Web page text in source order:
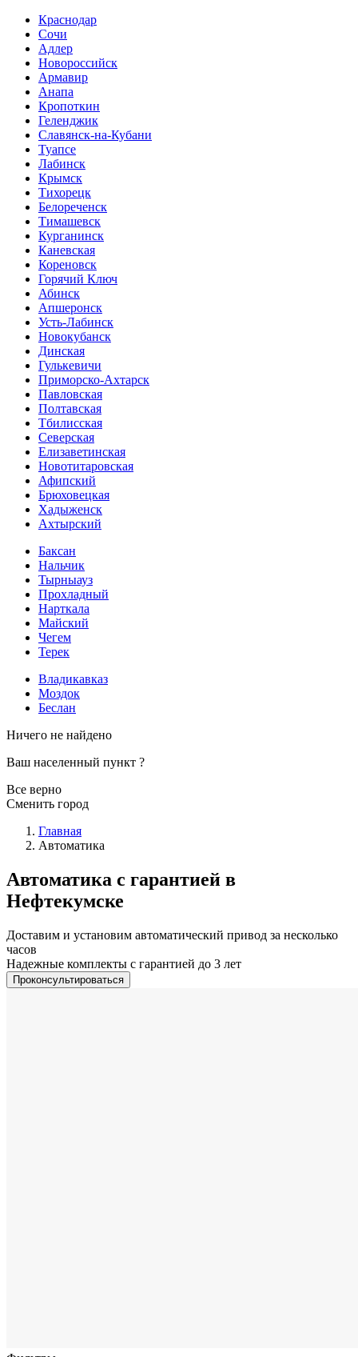
Краснодар
Сочи
Адлер
Новороссийск
Армавир
Анапа
Кропоткин
Геленджик
Славянск-на-Кубани
Туапсе
Лабинск
Крымск
Тихорецк
Белореченск
Тимашевск
Курганинск
Каневская
Кореновск
Горячий Ключ
Абинск
Апшеронск
Усть-Лабинск
Новокубанск
Динская
Гулькевичи
Приморско-Ахтарск
Павловская
Полтавская
Тбилисская
Северская
Елизаветинская
Новотитаровская
Афипский
Брюховецкая
Хадыженск
Ахтырский
Баксан
Нальчик
Тырныауз
Прохладный
Нарткала
Майский
Чегем
Терек
Владикавказ
Моздок
Беслан
Ничего не найдено
Ваш населенный пункт ?
Все верно
Сменить город
Главная
Автоматика
Автоматика с гарантией в
Нефтекумске
Доставим и установим автоматический привод за несколько
часов
Надежные комплекты с гарантией до 3 лет
Проконсультироваться